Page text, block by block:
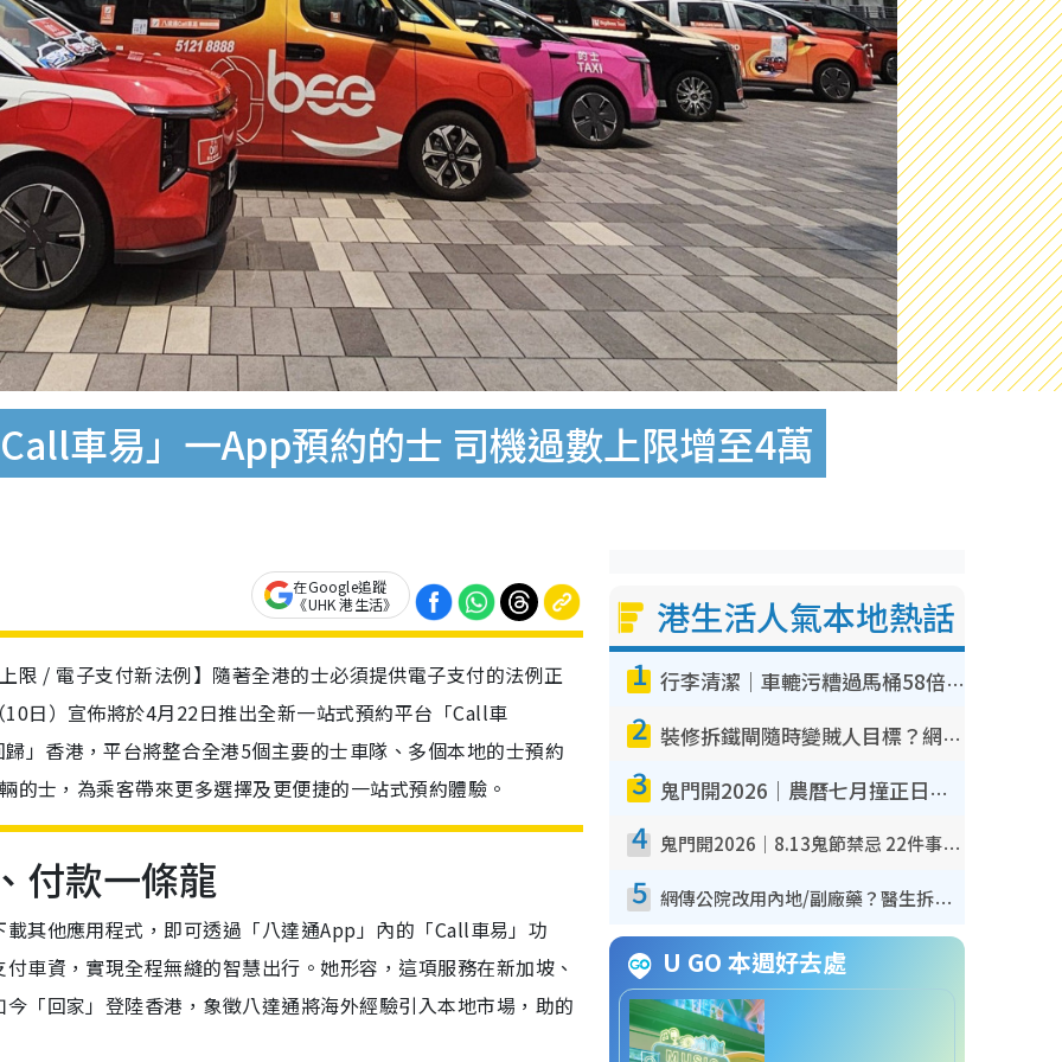
車易」一App預約的士 司機過數上限增至4萬
在Google追蹤
《UHK 港生活》
/ 電子支付新法例】隨著全港的士必須提供電子支付的法例正
日）宣佈將於4月22日推出全新一站式預約平台「Call車
」香港，平台將整合全港5個主要的士車隊、多個本地的士預約
士，為乘客帶來更多選擇及更便捷的一站式預約體驗。
付款一條龍
其他應用程式，即可透過「八達通App」內的「Call車易」功
車資，實現全程無縫的智慧出行。她形容，這項服務在新加坡、
「回家」登陸香港，象徵八達通將海外經驗引入本地市場，助的
港生活人氣本地熱話
1 行李清潔｜車轆污糟過馬桶58倍！專家警告忌用酒精抹 教1招免污手除菌
2 裝修拆鐵閘隨時變賊人目標？網民揭2大關鍵用途：裝新式等於白裝？附新舊鐵閘分別
3 鬼門開2026｜農曆七月撞正日全食特別邪？專家警告切忌做一事！揭4大禁忌+2招保平安
4 鬼門開2026｜8.13鬼節禁忌 22件事唔做得！燒肉、刺身要少食？半夜勿吹口哨/打呢個電話
5 網傳公院改用內地/副廠藥？醫生拆解正副廠分別 揭4類人換藥隨時出事
U GO 本週好去處